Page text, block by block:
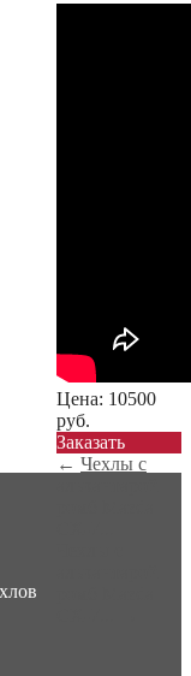
Цена: 10500
руб.
Заказать
← Чехлы с